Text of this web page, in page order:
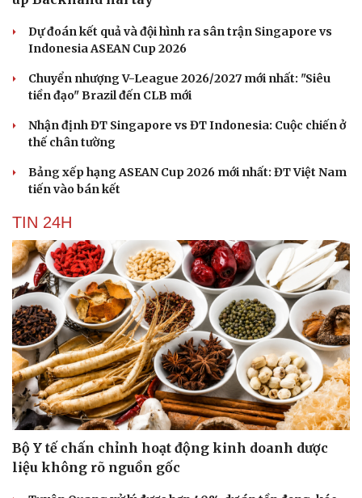
Văn hóa
Sân khấu - Điện ảnh
Văn học
Âm nhạc
Di sản
Giải trí
Nghệ sĩ
Thời trang
Sao Việt
Dự đoán kết quả và đội hình ra sân trận Singapore vs
Indonesia ASEAN Cup 2026
Chuyển nhượng V-League 2026/2027 mới nhất: "Siêu
tiền đạo" Brazil đến CLB mới
Nhận định ĐT Singapore vs ĐT Indonesia: Cuộc chiến ở
thế chân tường
Bảng xếp hạng ASEAN Cup 2026 mới nhất: ĐT Việt Nam
tiến vào bán kết
TIN 24H
Bộ Y tế chấn chỉnh hoạt động kinh doanh dược
liệu không rõ nguồn gốc